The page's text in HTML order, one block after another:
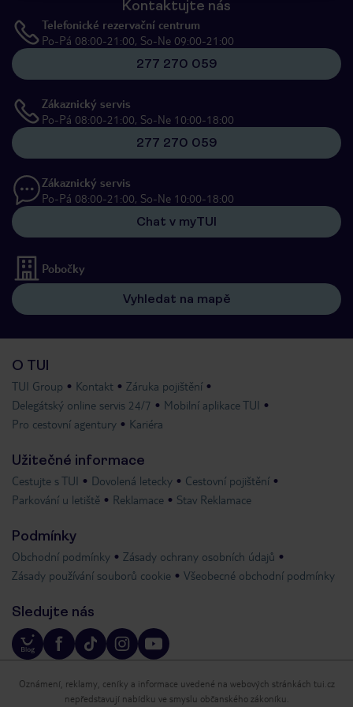
Kontaktujte nás
Telefonické rezervační centrum
Po-Pá 08:00-21:00, So-Ne 09:00-21:00
277 270 059
Zákaznický servis
Po-Pá 08:00-21:00, So-Ne 10:00-18:00
277 270 059
Zákaznický servis
Po-Pá 08:00-21:00, So-Ne 10:00-18:00
Chat v myTUI
Pobočky
Vyhledat na mapě
O TUI
TUI Group Kontakt
Záruka pojištění
Delegátský online servis 24/7
Mobilní aplikace TUI
Pro cestovní agentury
Kariéra
Užitečné informace
Cestujte s TUI Dovolená letecky
Cestovní pojištění
Parkování u letiště
Reklamace Stav Reklamace
Podmínky
Obchodní podmínky
Zásady ochrany osobních údajů
Zásady používání souborů cookie
Všeobecné obchodní podmínky
Sledujte nás
Oznámení, reklamy, ceníky a informace uvedené na webových stránkách tui.cz
nepředstavují nabídku ve smyslu občanského zákoníku.